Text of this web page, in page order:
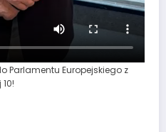
Parlamentu Europejskiego z